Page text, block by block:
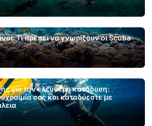
Τι πρέπει να γνωρίζουν οι Scuba
για την ελεύθερη κατάδυση:
σας και καταδύεστε με